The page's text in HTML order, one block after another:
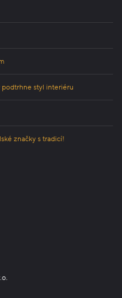
styl interiéru
značky s tradicí!